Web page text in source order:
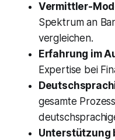
Vermittler-
Spektrum an
vergleichen.
Erfahrung im
Expertise bei
gesamte
Unterstützung